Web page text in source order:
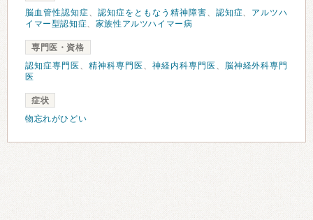
脳血管性認知症、 認知症をともなう精神障害、 認知症、 アルツハ
イマー型認知症、 家族性アルツハイマー病
専門医・資格
認知症専門医 、 精神科専門医 、 神経内科専門医 、
脳神経外科専門
医
症状
物忘れがひどい